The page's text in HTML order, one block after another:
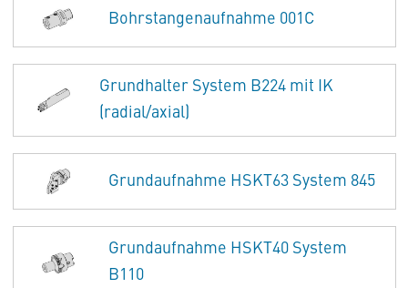
Bohrstangenaufnahme 001C
Grundhalter System B224 mit IK
(radial/axial)
Grundaufnahme HSKT63 System 845
Grundaufnahme HSKT40 System
B110